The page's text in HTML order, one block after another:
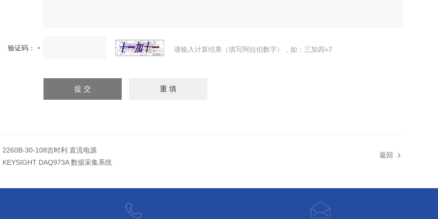
验证码： 请输入计算结果（填写阿拉伯数字），如：三加四=7
2260B-30-108吉时利 直流电源
KEYSIGHT DAQ973A 数据采集系统
返回